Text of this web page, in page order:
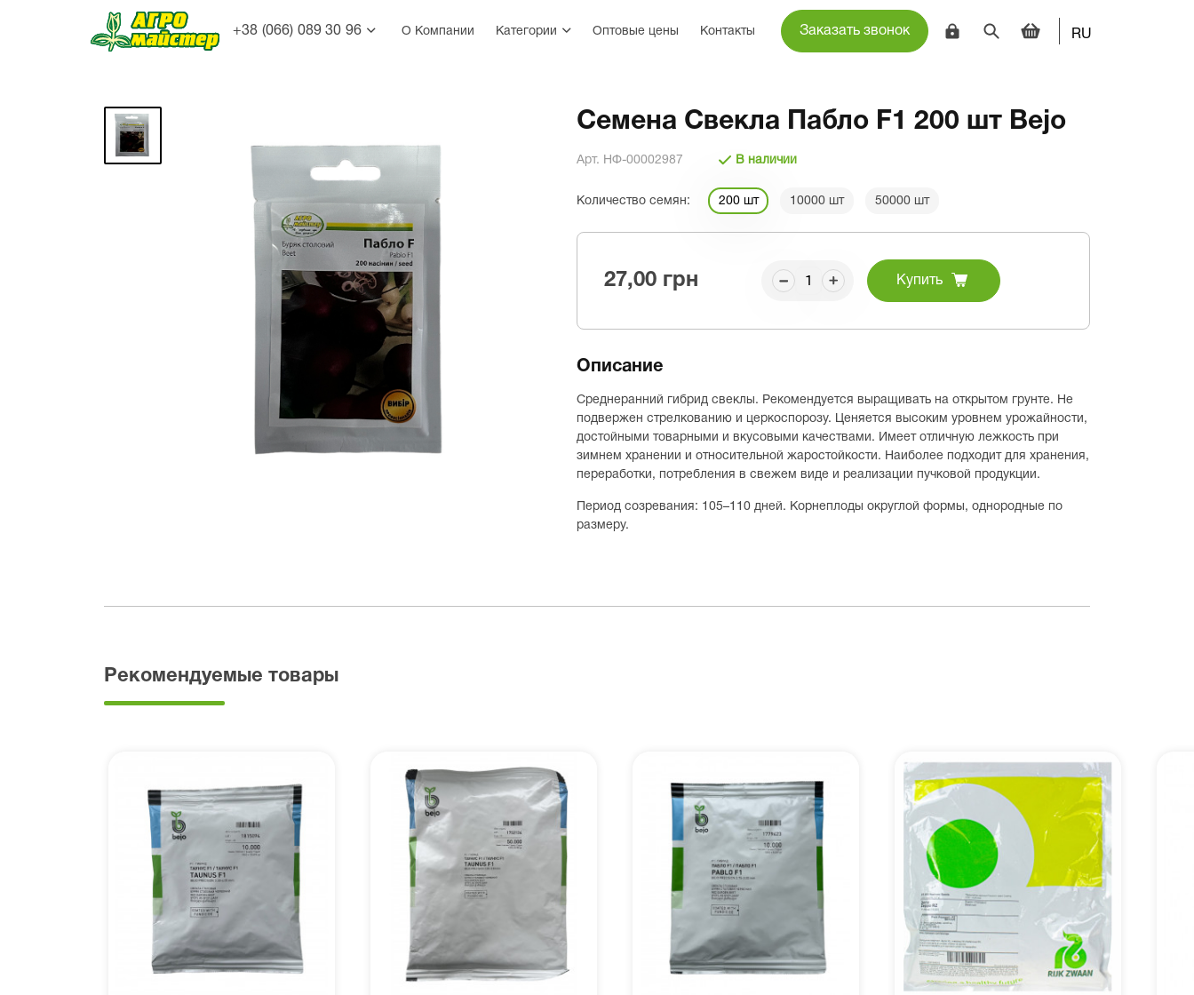
+38 (066) 089 30 96 О Компании Категории Оптовые цены Контакты Заказать звонок RU
Семена Свекла Пабло F1 200 шт Bejo
Арт. НФ-00002987 В наличии
Количество семян: 200 шт 10000 шт 50000 шт
27,00 грн Купить
Описание
Среднеранний гибрид свеклы. Рекомендуется выращивать на открытом грунте. Не
подвержен стрелкованию и церкоспорозу. Ценяется высоким уровнем урожайности,
достойными товарными и вкусовыми качествами. Имеет отличную лежкость при
зимнем хранении и относительной жаростойкости. Наиболее подходит для хранения,
переработки, потребления в свежем виде и реализации пучковой продукции.
Период созревания: 105–110 дней. Корнеплоды округлой формы, однородные по
размеру.
Рекомендуемые товары